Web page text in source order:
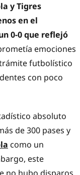
y Tigres
en el
0-0 que reflejó
emociones
futbolístico
con poco
absoluto
de 300 pases y
como un
este